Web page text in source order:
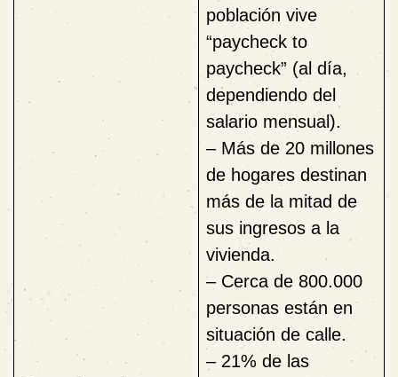
población vive
“paycheck to
paycheck” (al día,
dependiendo del
salario mensual).
– Más de 20 millones
de hogares destinan
más de la mitad de
sus ingresos a la
vivienda.
– Cerca de 800.000
personas están en
situación de calle.
– 21% de las